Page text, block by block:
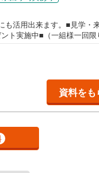
も活用出来ます。■見学・
ト実施中■（一組様一回
1.＜豊富な不動産知識＞戸
扱っております。更に教
を総合し、お客様により
させて頂きます。2.＜経
越し】【リフォーム】な
に気になる住宅ローン各種
。営業時間:10:00～18:00
案内も可能ですので、ど
資料をも